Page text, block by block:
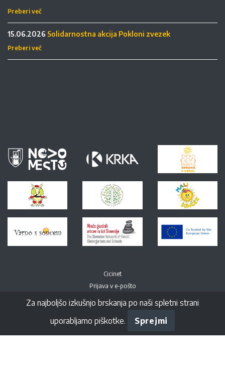
Preberi več
15.06.2026 Solidarnostna akcija Pokloni zvezek
Preberi več
Cicinet
Prijava v e-pošto
Spremljajte nas na Facebook-u
Za najboljšo izkušnjo brskanja po naši spletni strani
uporabljamo piškotke.
Sprejmi